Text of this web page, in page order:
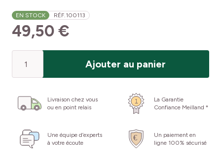
EN STOCK RÉF.100113
49,50 €
Ajouter au panier
Livraison chez vous
ou en point relais
La Garantie
Confiance Meilland *
Une équipe d’experts
à votre écoute
Un paiement en
ligne 100% sécurisé